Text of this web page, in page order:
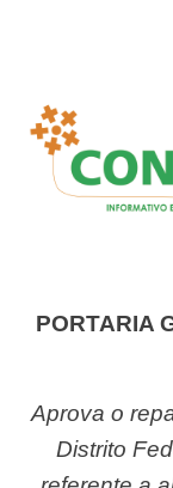
PORTARIA GM N. 720, DE 25 DE ABRIL DE
Aprova o repasse de recursos para Estados e
Distrito